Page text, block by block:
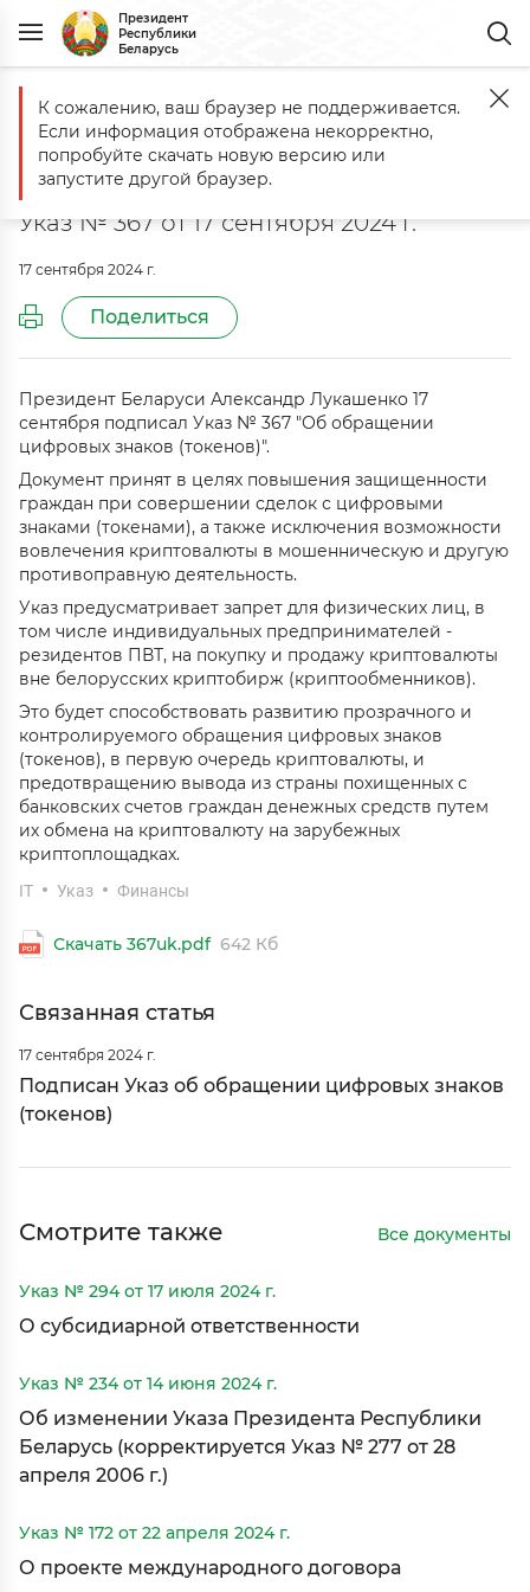
Президент
Республики
Беларусь
Главная Документы Об обращении цифровых знаков (токенов)
Об обращении цифровых знаков
(токенов)
Указ № 367 от 17 сентября 2024 г.
17 сентября 2024 г.
Поделиться
Президент Беларуси Александр Лукашенко 17
сентября подписал Указ № 367 "Об обращении
цифровых знаков (токенов)".
Документ принят в целях повышения защищенности
граждан при совершении сделок с цифровыми
знаками (токенами), а также исключения возможности
вовлечения криптовалюты в мошенническую и другую
противоправную деятельность.
Указ предусматривает запрет для физических лиц, в
том числе индивидуальных предпринимателей -
резидентов ПВТ, на покупку и продажу криптовалюты
вне белорусских криптобирж (криптообменников).
Это будет способствовать развитию прозрачного и
контролируемого обращения цифровых знаков
(токенов), в первую очередь криптовалюты, и
предотвращению вывода из страны похищенных с
банковских счетов граждан денежных средств путем
их обмена на криптовалюту на зарубежных
криптоплощадках.
IT Указ Финансы
Скачать 367uk.pdf 642 Кб
Связанная статья
17 сентября 2024 г.
Подписан Указ об обращении цифровых знаков
(токенов)
Смотрите также Все документы
Указ № 294 от 17 июля 2024 г.
О субсидиарной ответственности
Указ № 234 от 14 июня 2024 г.
Об изменении Указа Президента Республики
Беларусь (корректируется Указ № 277 от 28
апреля 2006 г.)
Указ № 172 от 22 апреля 2024 г.
О проекте международного договора
К сожалению, ваш браузер не поддерживается.
Если информация отображена некорректно,
попробуйте скачать новую версию или
запустите другой браузер.